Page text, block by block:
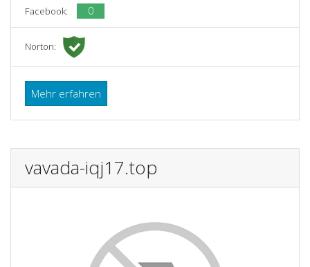
Facebook: 0
Norton:
Mehr erfahren
vavada-iqj17.top